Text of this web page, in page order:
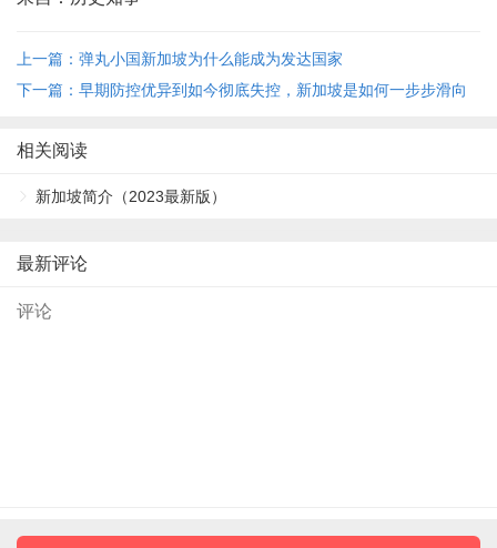
上一篇：弹丸小国新加坡为什么能成为发达国家
下一篇：早期防控优异到如今彻底失控，新加坡是如何一步步滑向
相关阅读
新加坡简介（2023最新版）
最新评论